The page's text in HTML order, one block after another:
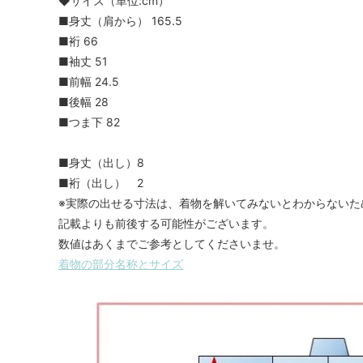
■身丈（肩から） 165.5
■裄 66
■袖丈 51
■前幅 24.5
■後幅 28
■つま下 82
■身丈（出し）8
■裄（出し） 2
※実際の出せる寸法は、着物を解いてみないとわからない
記載よりも前後する可能性がございます。
数値はあくまでご参考としてくださいませ。
着物の部分名称とサイズ